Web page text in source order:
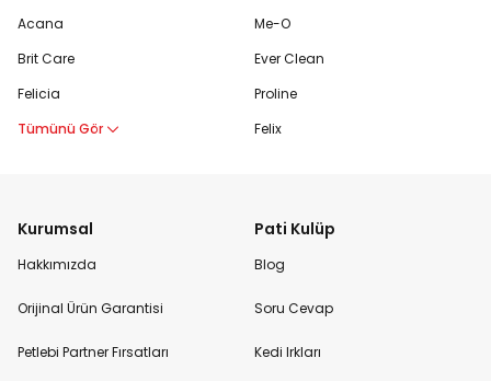
Acana
Brit Care
Felicia
Tümünü Gör
Me-O
Ever Clean
Proline
Felix
Kurumsal
Hakkımızda
Orijinal Ürün Garantisi
Petlebi Partner Fırsatları
Pati Kulüp
Blog
Soru Cevap
Kedi Irkları